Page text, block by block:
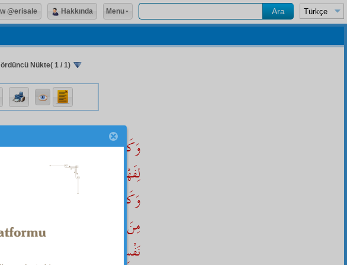
Nükte( 1 / 1)
وَكَذَا حَسْبِى بِمَعْكَسِيَّتِى
لِفَهْمِ الصِّفَاتِ الْمُحِيطَةِ
وَكَذَا حَسْبِى مِنَ الْكَمَالِ، عِلْمِى
مِنَ الْكَمَالِ، مِنْ ايَاتِ كَمَالِهِ
نَفْسِى، اْلاِيمَانُ بِاللهِ، اِذِ اْلاِيمَانُ
@erisale Hakkında Menu